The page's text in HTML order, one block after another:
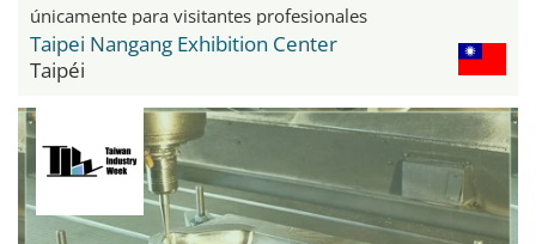
únicamente para visitantes profesionales
Taipei Nangang Exhibition Center
Taipéi